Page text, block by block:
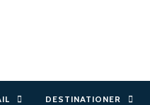
DESTINATIONER